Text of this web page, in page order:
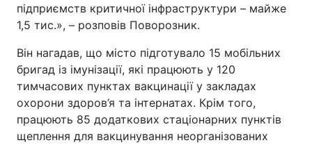
підприємств критичної інфраструктури – майже
1,5 тис.», – розповів Поворозник.
Він нагадав, що місто підготувало 15 мобільних
бригад із імунізації, які працюють у 120
тимчасових пунктах вакцинації у закладах
охорони здоров’я та інтернатах. Крім того,
працюють 85 додаткових стаціонарних пунктів
щеплення для вакцинування неорганізованих